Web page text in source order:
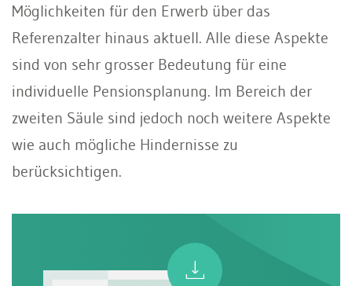
Möglichkeiten für den Erwerb über das
Referenzalter hinaus aktuell. Alle diese Aspekte
sind von sehr grosser Bedeutung für eine
individuelle Pensionsplanung. Im Bereich der
zweiten Säule sind jedoch noch weitere Aspekte
wie auch mögliche Hindernisse zu
berücksichtigen.